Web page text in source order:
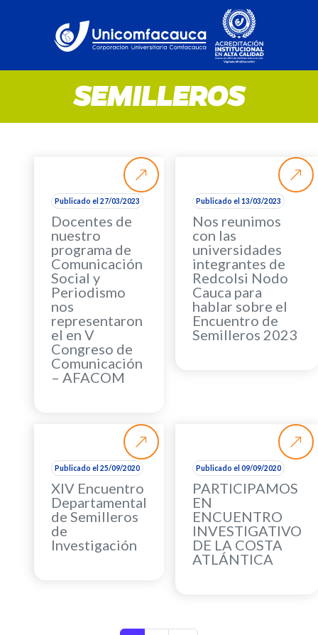
SEMILLEROS
Publicado el 27/03/2023
Docentes de
nuestro
programa de
Comunicación
Social y
Periodismo
nos
representaron
el en V
Congreso de
Comunicación
– AFACOM
Publicado el 13/03/2023
Nos reunimos
con las
universidades
integrantes de
Redcolsi Nodo
Cauca para
hablar sobre el
Encuentro de
Semilleros 2023
Publicado el 25/09/2020
XIV Encuentro
Departamental
de Semilleros
de
Investigación
Publicado el 09/09/2020
PARTICIPAMOS
EN
ENCUENTRO
INVESTIGATIVO
DE LA COSTA
ATLÁNTICA